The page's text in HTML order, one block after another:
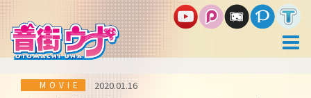
コ
ン
テ
ン
ツ
MOVIE 2020.01.16